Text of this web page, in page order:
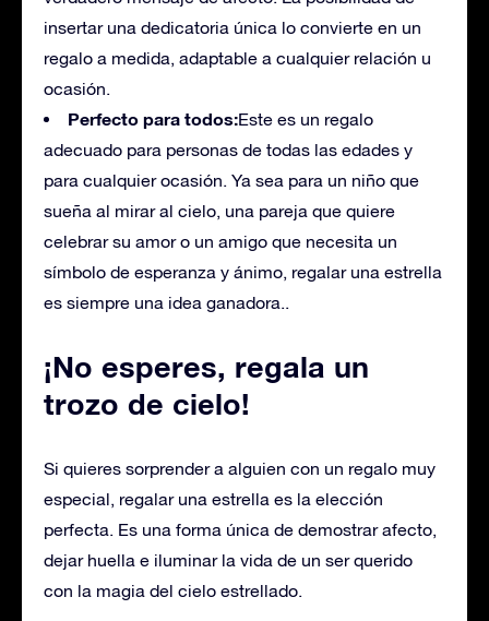
insertar una dedicatoria única lo convierte en un
regalo a medida, adaptable a cualquier relación u
ocasión.
Perfecto para todos:Este es un regalo
adecuado para personas de todas las edades y
para cualquier ocasión. Ya sea para un niño que
sueña al mirar al cielo, una pareja que quiere
celebrar su amor o un amigo que necesita un
símbolo de esperanza y ánimo, regalar una estrella
es siempre una idea ganadora..
¡No esperes, regala un
trozo de cielo!
Si quieres sorprender a alguien con un regalo muy
especial, regalar una estrella es la elección
perfecta. Es una forma única de demostrar afecto,
dejar huella e iluminar la vida de un ser querido
con la magia del cielo estrellado.